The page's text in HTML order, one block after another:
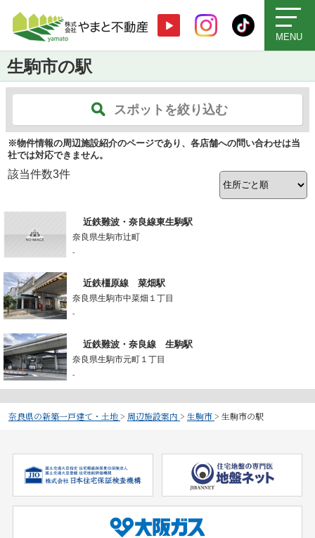
MENU
生駒市の駅
スポットを絞り込む
※物件情報の周辺施設紹介のページであり、各店舗への問い合わせは当
社では対応できません。
該当件数3件
近鉄難波・奈良線東生駒駅
奈良県生駒市辻町
-
近鉄橿原線 菜畑駅
奈良県生駒市中菜畑１丁目
-
近鉄難波・奈良線 生駒駅
奈良県生駒市元町１丁目
-
奈良県の新築一戸建て・土地> 周辺施設案内 > 生駒市> 生駒市の駅